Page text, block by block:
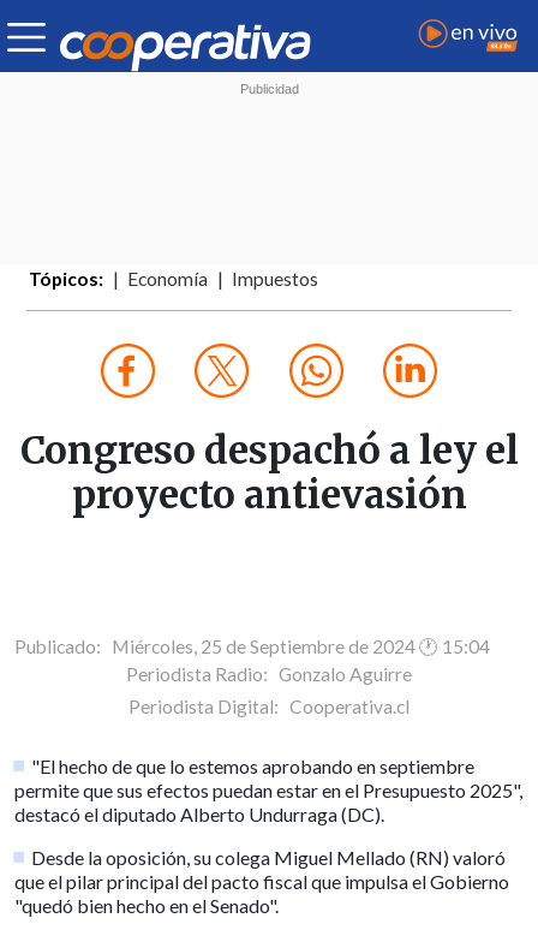
Tópicos: Economía Impuestos
Congreso despachó a ley el
proyecto antievasión
Publicado: Miércoles, 25 de Septiembre de 2024 🕐 15:04
Periodista Radio: Gonzalo Aguirre
Periodista Digital: Cooperativa.cl
"El hecho de que lo estemos aprobando en septiembre
permite que sus efectos puedan estar en el Presupuesto 2025",
destacó el diputado Alberto Undurraga (DC).
Desde la oposición, su colega Miguel Mellado (RN) valoró
que el pilar principal del pacto fiscal que impulsa el Gobierno
"quedó bien hecho en el Senado".